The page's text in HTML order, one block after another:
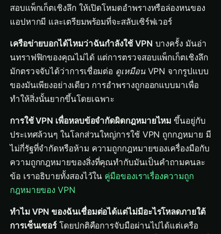
สอบแพ็กเก็ตเชิงลึก ให้เปิดโหมดอำพรางหรือล่องหนของ
แอปหากมี และเตรียมพร้อมที่จะสลับเซิร์ฟเวอร์
เครือข่ายบอกได้ไหมว่าฉันกำลังใช้ VPN บางครั้ง มันอ่า
นทราฟฟิกของคุณไม่ได้ แต่การตรวจสอบแพ็กเก็ตเชิงลึก
มักตรวจจับได้ว่าการเชื่อมต่อ ดูเหมือนVPN จากรูปแบบ
ของมันเพียงอย่างเดียว การอำพรางถูกออกแบบมาเพื่อ
ทำให้สิ่งนั้นยากขึ้นโดยเฉพาะ
การใช้ VPN เพื่อหลบข้อจำกัดผิดกฎหมายไหม ขึ้นอยู่กับ
ประเทศล้วนๆ ในโลกส่วนใหญ่การใช้ VPN ถูกกฎหมาย มี
ไม่กี่รัฐที่จำกัดหรือห้าม ความถูกกฎหมายของเครื่องมือกับ
ความถูกกฎหมายของสิ่งที่คุณทำกับมันเป็นคำถามคนละ
ข้อ เราอธิบายทั้งสองไว้ใน คู่มือของเราเรื่องความถูก
กฎหมายของ VPN
ทำไม VPN ของฉันเชื่อมต่อได้แต่ไม่มีอะไรโหลดภายใต้
การเซ็นเซอร์โดยปกติคือการจับมือผ่านไปได้แต่เครือ